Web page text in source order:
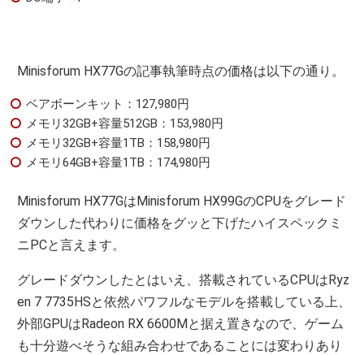
Minisforum HX77Gの記事執筆時点の価格は以下の通り。
ベアボーンキット：127,980円
メモリ32GB+容量512GB：153,980円
メモリ32GB+容量1TB：158,980円
メモリ64GB+容量1TB：174,980円
Minisforum HX77GはMinisforum HX99GのCPUをグレード
ダウンした代わりに価格をグッと下げたハイスペックミ
ニPCと言えます。
グレードダウンしたとはいえ、搭載されているCPUはRyz
en 7 7735HSと依然パワフルなモデルを搭載している上、
外部GPUはRadeon RX 6600Mと据え置きなので、ゲーム
も十分遊べそうな組み合わせであることには変わりあり